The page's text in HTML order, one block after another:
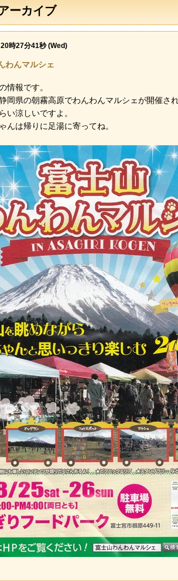
ーカイブ
時27分41秒 (Wed)
んマルシェ
情報です。
県の朝霧高原でわんわんマルシェが開催さ
い涼しいですよ。
んは帰りに足湯に寄ってね。